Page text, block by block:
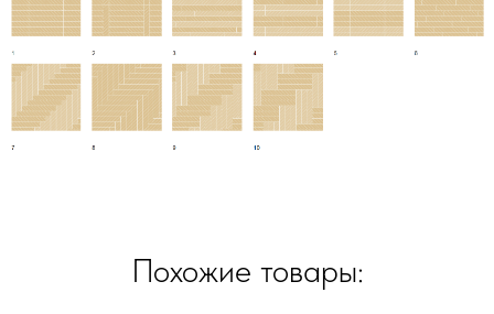
Похожие товары: